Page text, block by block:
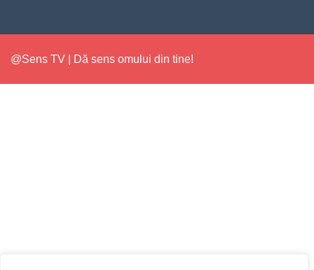
@Sens TV | Dă sens omului din tine!